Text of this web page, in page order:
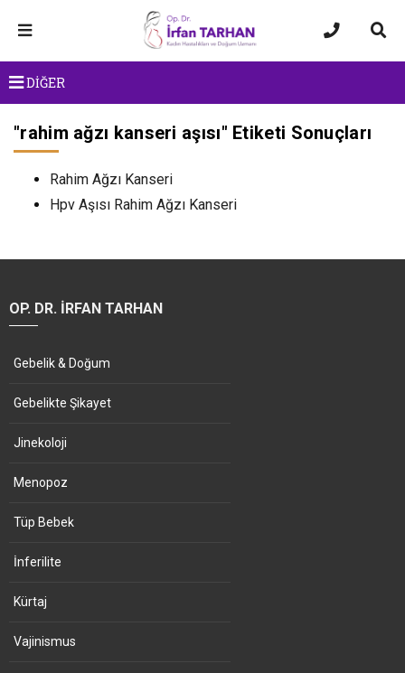
DİĞER
"rahim ağzı kanseri aşısı" Etiketi Sonuçları
Rahim Ağzı Kanseri
Hpv Aşısı Rahim Ağzı Kanseri
OP. DR. İRFAN TARHAN
Gebelik & Doğum
Gebelikte Şikayet
Jinekoloji
Menopoz
Tüp Bebek
İnferilite
Kürtaj
Vajinismus